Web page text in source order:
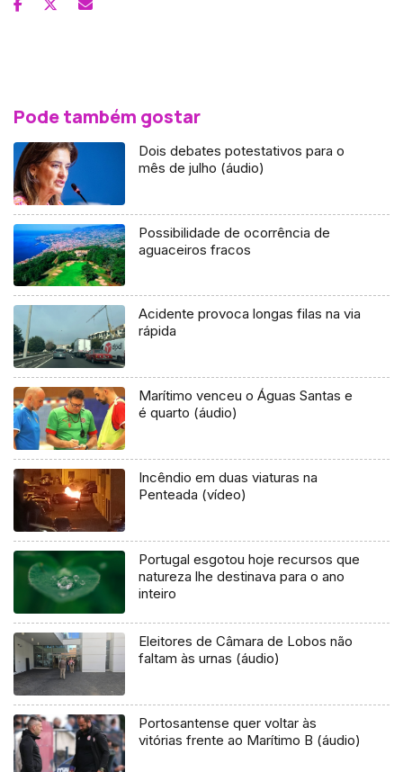
Pode também gostar
Dois debates potestativos para o
mês de julho (áudio)
Possibilidade de ocorrência de
aguaceiros fracos
Acidente provoca longas filas na via
rápida
Marítimo venceu o Águas Santas e
é quarto (áudio)
Incêndio em duas viaturas na
Penteada (vídeo)
Portugal esgotou hoje recursos que
natureza lhe destinava para o ano
inteiro
Eleitores de Câmara de Lobos não
faltam às urnas (áudio)
Portosantense quer voltar às
vitórias frente ao Marítimo B (áudio)